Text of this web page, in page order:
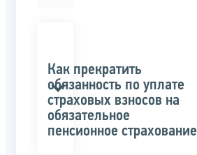
Как прекратить
обязанность по уплате
страховых взносов на
обязательное
пенсионное страхование